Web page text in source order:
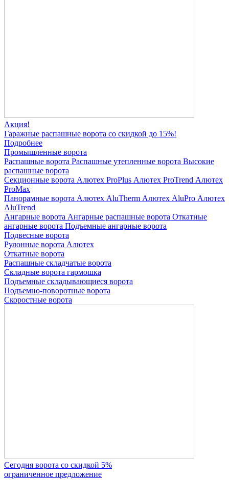
Акция!
Гаражные распашные ворота со скидкой до 15%!
Подробнее
Промышленные ворота
Распашные ворота Распашные утепленные ворота Высокие
распашные ворота
Секционные ворота Алютех ProPlus Алютех ProTrend Алютех
ProMax
Панорамные ворота Алютех AluTherm Алютех AluPro Алютех
AluTrend
Ангарные ворота Ангарные распашные ворота Откатные
ангарные ворота Подъемные ангарные ворота
Подвесные ворота
Рулонные ворота Алютех
Откатные ворота
Распашные складчатые ворота
Складные ворота гармошка
Подъемные складывающиеся ворота
Подъемно-поворотные ворота
Скоростные ворота
Сегодня ворота со скидкой 5%
ограниченное предложение